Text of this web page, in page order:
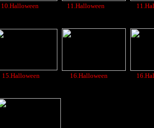
10.Halloween 11.Halloween
15.Halloween 16.Halloween